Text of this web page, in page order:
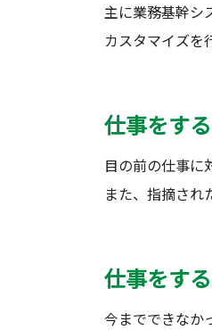
主に業務基幹シ
カスタマイズを
仕事をす
目の前の仕事に
また、指摘され
仕事をす
今までできなか